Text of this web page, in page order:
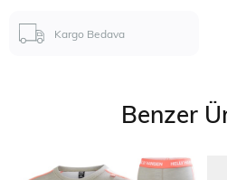
Kargo Bedava
Benzer